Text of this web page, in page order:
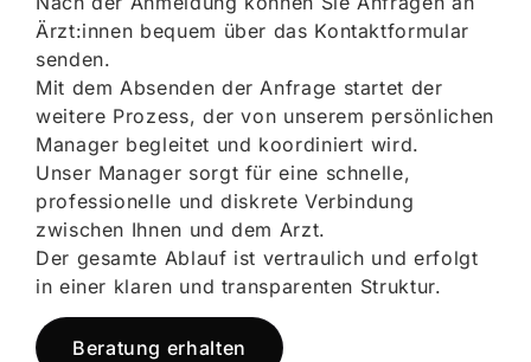
Ärzt:innen bequem über das Kontaktformular
senden.
Mit dem Absenden der Anfrage startet der
weitere Prozess, der von unserem persönlichen
Manager begleitet und koordiniert wird.
Unser Manager sorgt für eine schnelle,
professionelle und diskrete Verbindung
zwischen Ihnen und dem Arzt.
Der gesamte Ablauf ist vertraulich und erfolgt
in einer klaren und transparenten Struktur.
Beratung erhalten